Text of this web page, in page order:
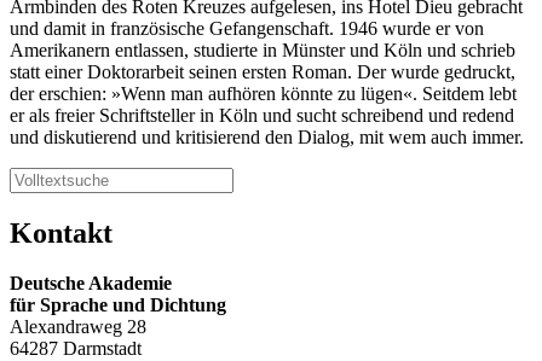
Armbinden des Roten Kreuzes aufgelesen, ins Hotel Dieu gebracht
und damit in französische Gefangenschaft. 1946 wurde er von
Amerikanern entlassen, studierte in Münster und Köln und schrieb
statt einer Doktorarbeit seinen ersten Roman. Der wurde gedruckt,
der erschien: »Wenn man aufhören könnte zu lügen«. Seitdem lebt
er als freier Schriftsteller in Köln und sucht schreibend und redend
und diskutierend und kritisierend den Dialog, mit wem auch immer.
Kontakt
Deutsche Akademie
für Sprache und Dichtung
Alexandraweg 28
64287 Darmstadt